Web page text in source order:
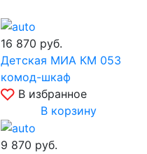
16 870 руб.
Детская МИА КМ 053
комод-шкаф
В избранное
В корзину
9 870 руб.